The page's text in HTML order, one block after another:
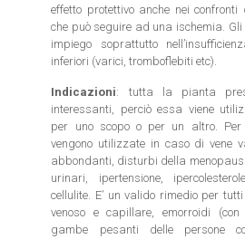
effetto protettivo anche nei confronti
che può seguire ad una ischemia.
impiego soprattutto
inferiori (varici, tromboflebiti etc).
Indicazioni: tutta la pianta
interessanti, perciò essa viene
per uno scopo o per un altro. Per
vengono utilizzate in caso di vene
abbondanti, disturbi della
urinari, ipertensione,
cellulite. E’ un valido rimedio per
venoso e capillare, emorroidi (con
gambe pesanti delle persone